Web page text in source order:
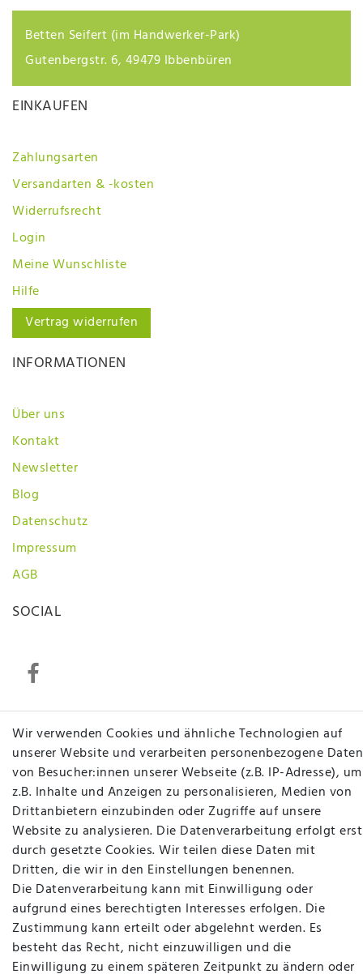
Betten Seifert (im Handwerker-Park)
Gutenbergstr. 6, 49479 Ibbenbüren
EINKAUFEN
Zahlungsarten
Versandarten & -kosten
Widerrufsrecht
Login
Meine Wunschliste
Hilfe
Vertrag widerrufen
INFORMATIONEN
Über uns
Kontakt
Newsletter
Blog
Datenschutz
Impressum
AGB
SOCIAL
Betten Seifert – Ihr Fachgeschäft für Betten,
Matratzen, Bettwaren & mehr in Ibbenbüren. Sie
möchten richtig gut schlafen, legen Wert auf
qualitativ hochwertige Produkte und eine solide
Fachberatung für Matratzen und andere
Bettwaren? Dann sind Sie bei uns genau richtig.
Ob online oder vor Ort im Fachgeschäft in
Ibbenbüren - wir beraten Sie gerne!
Mehr erfahren
Wir verwenden Cookies und ähnliche Technologien auf
unserer Website und verarbeiten personenbezogene Daten
von Besucher:innen unserer Webseite (z.B. IP-Adresse), um
z.B. Inhalte und Anzeigen zu personalisieren, Medien von
Drittanbietern einzubinden oder Zugriffe auf unsere
Website zu analysieren. Die Datenverarbeitung erfolgt erst
durch gesetzte Cookies. Wir teilen diese Daten mit
Dritten, die wir in den Einstellungen benennen.
Die Datenverarbeitung kann mit Einwilligung oder
aufgrund eines berechtigten Interesses erfolgen. Die
Zustimmung kann erteilt oder abgelehnt werden. Es
besteht das Recht, nicht einzuwilligen und die
Einwilligung zu einem späteren Zeitpunkt zu ändern oder